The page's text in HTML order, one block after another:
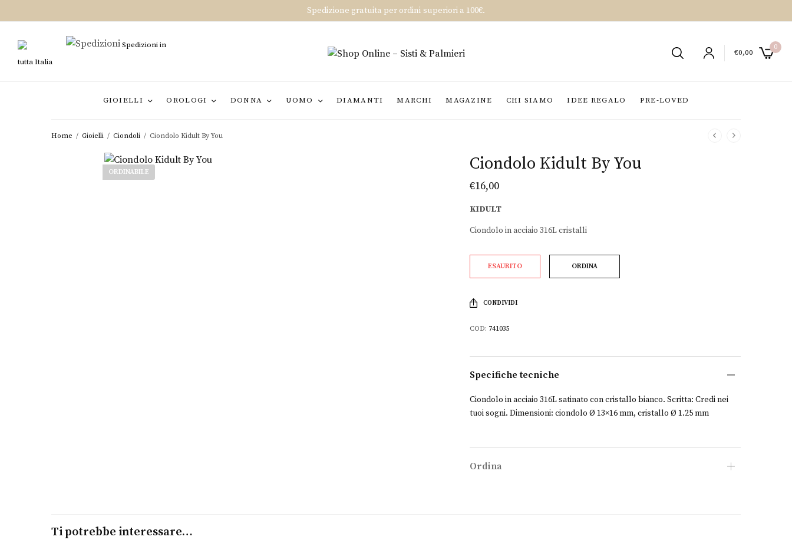
Spedizione gratuita per ordini superiori a 100€.
Spedizioni in
tutta Italia
€0,00
0
GIOIELLI OROLOGI DONNA UOMO DIAMANTI MARCHI MAGAZINE CHI SIAMO IDEE REGALO PRE-LOVED
Home / Gioielli / Ciondoli / Ciondolo Kidult By You
ORDINABILE Ciondolo Kidult By You
€16,00
KIDULT
Ciondolo in acciaio 316L cristalli
ESAURITO ORDINA
CONDIVIDI
COD: 741035
Specifiche tecniche
Ciondolo in acciaio 316L satinato con cristallo bianco. Scritta: Credi nei
tuoi sogni. Dimensioni: ciondolo Ø 13×16 mm, cristallo Ø 1.25 mm
Ordina
Ti potrebbe interessare…